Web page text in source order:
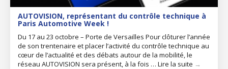
AUTOVISION, représentant du contrôle technique à
Paris Automotive Week !
Du 17 au 23 octobre – Porte de Versailles Pour clôturer l’année
de son trentenaire et placer l’activité du contrôle technique au
cœur de l’actualité et des débats autour de la mobilité, le
réseau AUTOVISION sera présent, à la fois … Lire la suite →